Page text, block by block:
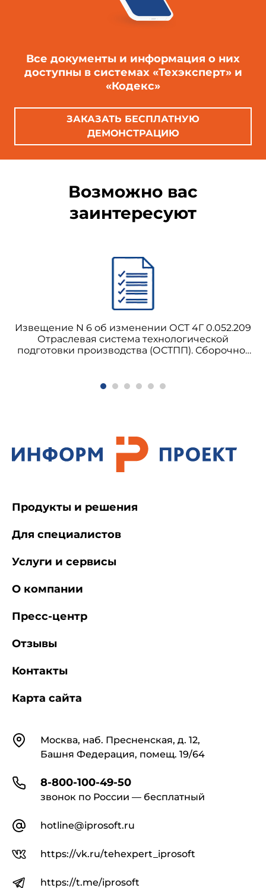
Все документы и информация о них
доступны в системах «Техэксперт» и
«Кодекс»
ЗАКАЗАТЬ БЕСПЛАТНУЮ
ДЕМОНСТРАЦИЮ
Возможно вас
заинтересуют
Извещение N 6 об изменении ОСТ 4Г 0.052.209
Отраслевая система технологической
подготовки производства (ОСТПП). Сборочно-
1-77
КонтактыМосква, наб. Пресненская, д. 12,
Башня Федерация, помещ. 19/64
8-800-100-49-50
звонок по России — бесплатный
hotline@iprosoft.ru
https://vk.ru/tehexpert_iprosoft
https://t.me/iprosoft
Продукты и решения
Для специалистов
Услуги и сервисы
О компании
Пресс-центр
Отзывы
Контакты
Карта сайта